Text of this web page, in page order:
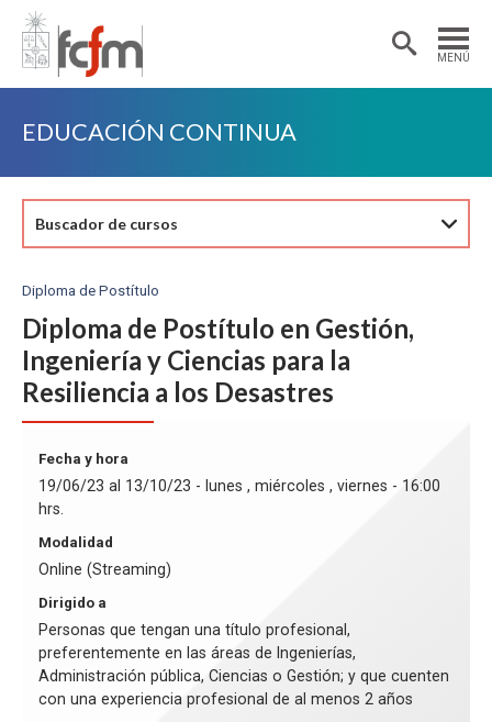
MENÚ
Estudiantes
Académicas/os
EDUCACIÓN CONTINUA
Buscador de cursos
Diploma de Postítulo
Diploma de Postítulo en Gestión,
Ingeniería y Ciencias para la
Resiliencia a los Desastres
Fecha y hora
19/06/23 al 13/10/23 - lunes , miércoles , viernes - 16:00
hrs.
Modalidad
Online (Streaming)
Dirigido a
Personas que tengan una título profesional,
preferentemente en las áreas de Ingenierías,
Administración pública, Ciencias o Gestión; y que cuenten
con una experiencia profesional de al menos 2 años